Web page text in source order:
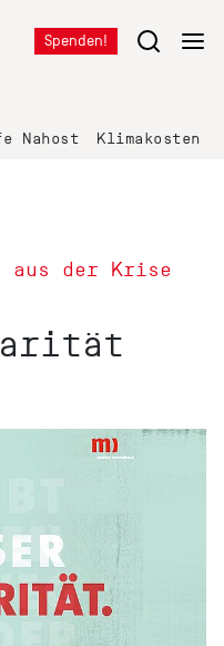
Spenden!
Nahost Klimakosten
aus der Krise